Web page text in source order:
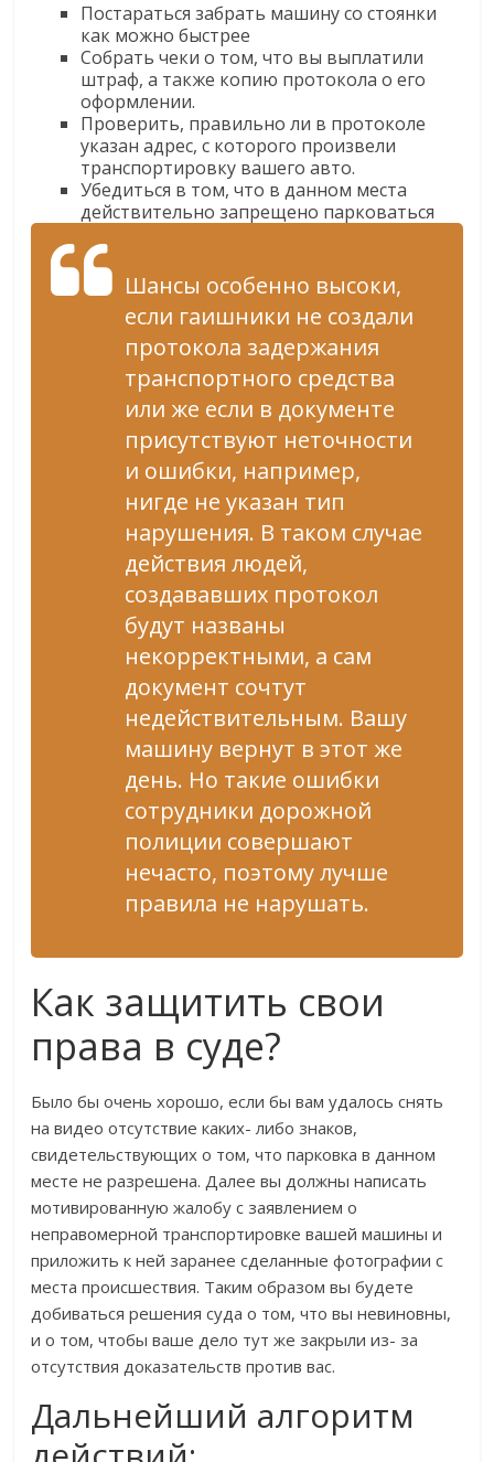
Постараться забрать машину со стоянки
как можно быстрее
Собрать чеки о том, что вы выплатили
штраф, а также копию протокола о его
оформлении.
Проверить, правильно ли в протоколе
указан адрес, с которого произвели
транспортировку вашего авто.
Убедиться в том, что в данном места
действительно запрещено парковаться
Шансы особенно высоки,
если гаишники не создали
протокола задержания
транспортного средства
или же если в документе
присутствуют неточности
и ошибки, например,
нигде не указан тип
нарушения. В таком случае
действия людей,
создававших протокол
будут названы
некорректными, а сам
документ сочтут
недействительным. Вашу
машину вернут в этот же
день. Но такие ошибки
сотрудники дорожной
полиции совершают
нечасто, поэтому лучше
правила не нарушать.
Как защитить свои
права в суде?
Было бы очень хорошо, если бы вам удалось снять
на видео отсутствие каких- либо знаков,
свидетельствующих о том, что парковка в данном
месте не разрешена. Далее вы должны написать
мотивированную жалобу с заявлением о
неправомерной транспортировке вашей машины и
приложить к ней заранее сделанные фотографии с
места происшествия. Таким образом вы будете
добиваться решения суда о том, что вы невиновны,
и о том, чтобы ваше дело тут же закрыли из- за
отсутствия доказательств против вас.
Дальнейший алгоритм